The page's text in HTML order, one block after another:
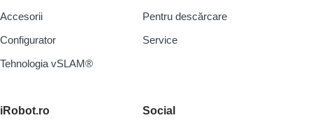
Accesorii
Configurator
Tehnologia vSLAM®
Pentru descărcare
Service
iRobot.ro Social